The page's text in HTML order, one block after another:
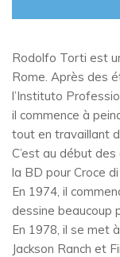
Rodolfo Torti est
Rome. Après des
l’Instituto
il commence à
tout en travaillant
C’est au début
la BD pour Croce
En 1974, il
dessine beaucoup
En 1978, il se met
Jackson Ranch et